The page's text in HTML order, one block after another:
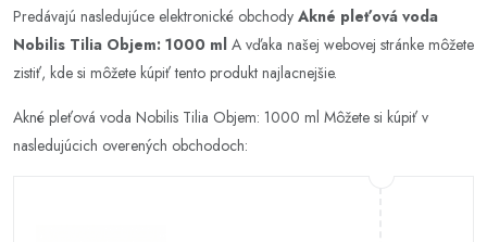
Predávajú nasledujúce elektronické obchody Akné pleťová voda
Nobilis Tilia Objem: 1000 ml A vďaka našej webovej stránke môžete
zistiť, kde si môžete kúpiť tento produkt najlacnejšie.
Akné pleťová voda Nobilis Tilia Objem: 1000 ml Môžete si kúpiť v
nasledujúcich overených obchodoch: